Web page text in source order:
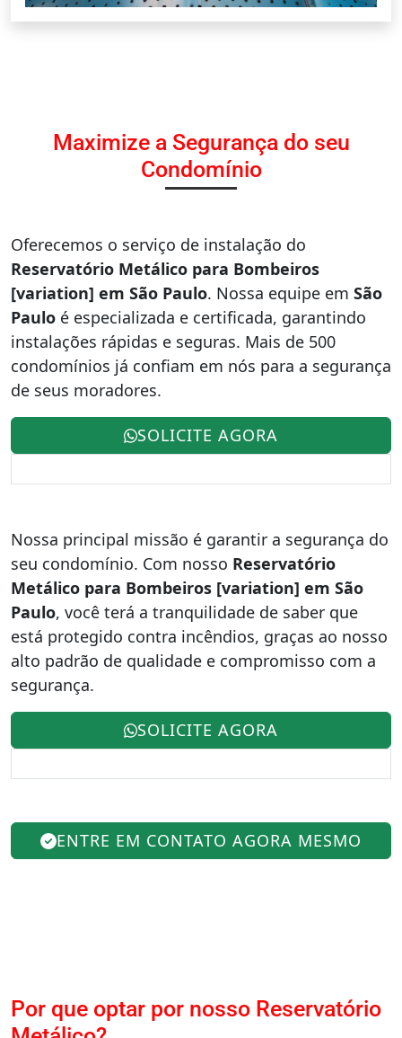
Maximize a Segurança do seu
Condomínio
Oferecemos o serviço de instalação do
Reservatório Metálico para Bombeiros
[variation] em São Paulo. Nossa equipe em São
Paulo é especializada e certificada, garantindo
instalações rápidas e seguras. Mais de 500
condomínios já confiam em nós para a segurança
de seus moradores.
SOLICITE AGORA
Nossa principal missão é garantir a segurança do
seu condomínio. Com nosso Reservatório
Metálico para Bombeiros [variation] em São
Paulo, você terá a tranquilidade de saber que
está protegido contra incêndios, graças ao nosso
alto padrão de qualidade e compromisso com a
segurança.
SOLICITE AGORA
ENTRE EM CONTATO AGORA MESMO
Por que optar por nosso Reservatório